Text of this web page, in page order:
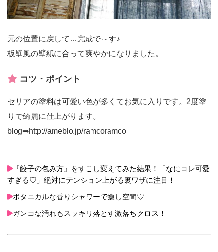
元の位置に戻して…完成で～す♪
板壁風の壁紙に合って爽やかになりました。
コツ・ポイント
セリアの塗料は可愛い色が多くてお気に入りです。2度塗
りで綺麗に仕上がります。
blog➡http://ameblo.jp/ramcoramco
『餃子の包み方』をすこし変えてみた結果！「なにコレ可愛
すぎる♡」絶対にテンション上がる裏ワザに注目！
ボタニカルな香りシャワーで癒し空間♡
ガンコな汚れもスッキリ落とす激落ちクロス！